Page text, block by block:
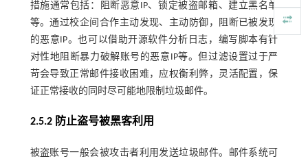
措施通常包括：阻断恶意IP、锁定被盗邮箱、建立黑名单
等。通过校企间合作主动发现、主动防御，阻断已被发现
的恶意IP。也可以借助开源软件分析日志，编写脚本有针
对性地阻断暴力破解账号的恶意IP等。但过滤设置过于严
苛会导致正常邮件接收困难，应权衡利弊，灵活配置，保
证正常接收的同时尽可能地限制垃圾邮件。
2.5.2 防止盗号被黑客利用
被盗账号一般会被攻击者利用发送垃圾邮件。邮件系统可